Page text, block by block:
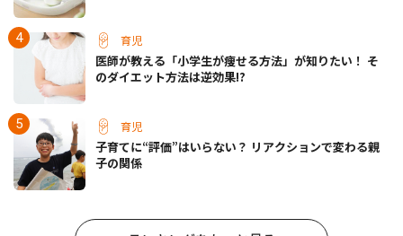
育児
医師が教える「小学生が痩せる方法」が知りたい！ そ
のダイエット方法は逆効果!?
育児
子育てに“評価”はいらない？ リアクションで変わる親
子の関係